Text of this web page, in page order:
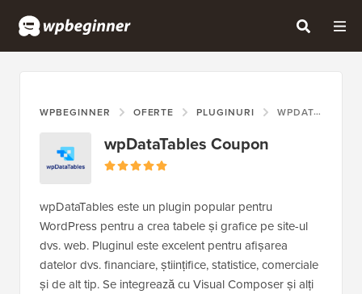
WPBEGINNER OFERTE PLUGINURI WPDATATABLES COUPON
wpDataTables Coupon
wpDataTables este un plugin popular pentru
WordPress pentru a crea tabele și grafice pe site-ul
dvs. web. Pluginul este excelent pentru afișarea
datelor dvs. financiare, științifice, statistice, comerciale
și de alt tip. Se integrează cu Visual Composer și alți